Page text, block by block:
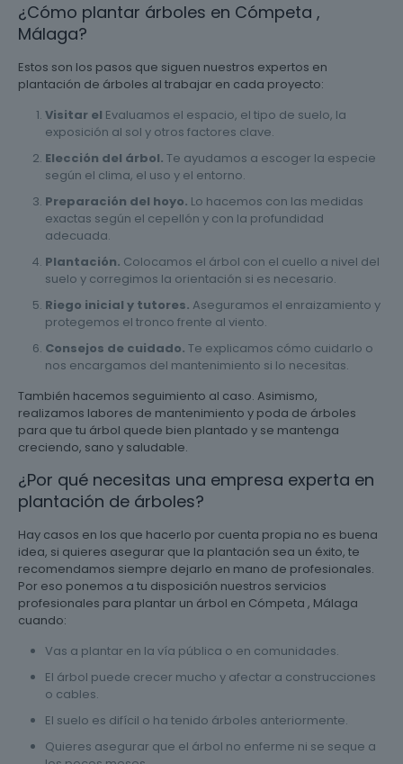
¿Cómo plantar árboles en Cómpeta ,
Málaga?
Estos son los pasos que siguen nuestros expertos en
plantación de árboles al trabajar en cada proyecto:
Visitar el Evaluamos el espacio, el tipo de suelo, la
exposición al sol y otros factores clave.
Elección del árbol. Te ayudamos a escoger la especie
según el clima, el uso y el entorno.
Preparación del hoyo. Lo hacemos con las medidas
exactas según el cepellón y con la profundidad
adecuada.
Plantación. Colocamos el árbol con el cuello a nivel del
suelo y corregimos la orientación si es necesario.
Riego inicial y tutores. Aseguramos el enraizamiento y
protegemos el tronco frente al viento.
Consejos de cuidado. Te explicamos cómo cuidarlo o
nos encargamos del mantenimiento si lo necesitas.
También hacemos seguimiento al caso. Asimismo,
realizamos labores de mantenimiento y poda de árboles
para que tu árbol quede bien plantado y se mantenga
creciendo, sano y saludable.
¿Por qué necesitas una empresa experta en
plantación de árboles?
Hay casos en los que hacerlo por cuenta propia no es buena
idea, si quieres asegurar que la plantación sea un éxito, te
recomendamos siempre dejarlo en mano de profesionales.
Por eso ponemos a tu disposición nuestros servicios
profesionales para plantar un árbol en Cómpeta , Málaga
cuando:
Vas a plantar en la vía pública o en comunidades.
El árbol puede crecer mucho y afectar a construcciones
o cables.
El suelo es difícil o ha tenido árboles anteriormente.
Quieres asegurar que el árbol no enferme ni se seque a